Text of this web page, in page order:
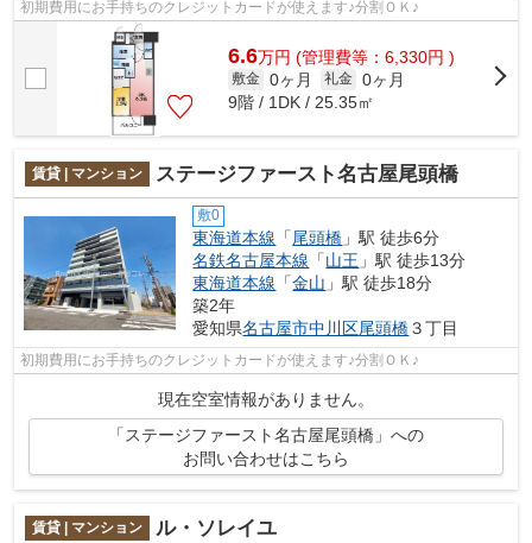
初期費用にお手持ちのクレジットカードが使えます♪分割ＯＫ♪
6.6万円 (管理費等：6,330円 )
敷金 0ヶ月 礼金 0ヶ月
9階 / 1DK / 25.35㎡
賃貸 | マンション ステージファースト名古屋尾頭橋
敷0
東海道本線 「尾頭橋 」駅 徒歩6分
名鉄名古屋本線 「山王 」駅 徒歩13分
東海道本線 「金山 」駅 徒歩18分
築2年
愛知県名古屋市中川区尾頭橋３丁目
初期費用にお手持ちのクレジットカードが使えます♪分割ＯＫ♪
現在空室情報がありません。
「ステージファースト名古屋尾頭橋」への
お問い合わせはこちら
賃貸 | マンション ル・ソレイユ